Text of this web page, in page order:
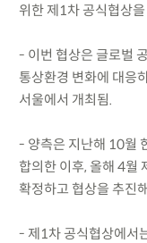
위한 제1차 공식협상
- 이번 협상은 글로벌
통상환경 변화에 대응
서울에서 개최됨.
- 양측은 지난해 10월
합의한 이후, 올해 4월
확정하고 협상을 추진
- 제1차 공식협상에서